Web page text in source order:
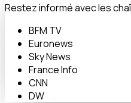
Restez informé avec les
BFM TV
Euronews
Sky News
France Info
CNN
DW